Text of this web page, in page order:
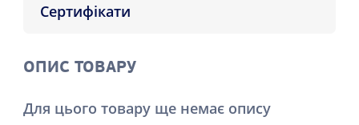
Сертифікати
ОПИС ТОВАРУ
Для цього товару ще немає опису